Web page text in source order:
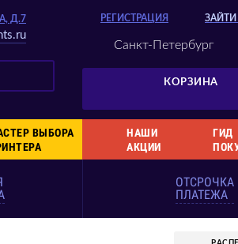
КОРЗИНА
РЕГИСТРАЦИЯ ЗАЙТИ
Санкт-Петербург
Д.7
НАШИ
АКЦИИ
ГИД
ВЫБОРА
ОТСРОЧКА
ПЛАТЕЖА